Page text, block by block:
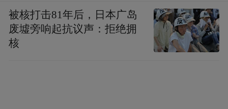
被核打击81年后，日本广岛
废墟旁响起抗议声：拒绝拥
核